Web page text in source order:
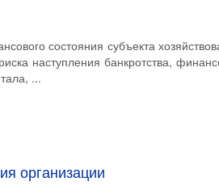
состояния субъекта
наступления банкротства,
...
организации